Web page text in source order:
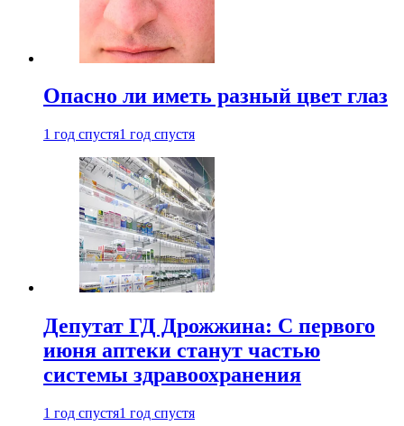
Опасно ли иметь разный цвет глаз
1 год спустя1 год спустя
Депутат ГД Дрожжина: С первого
июня аптеки станут частью
системы здравоохранения
1 год спустя1 год спустя